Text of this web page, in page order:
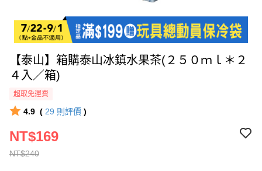
【泰山】箱購泰山冰鎮水果茶(２５０ｍｌ＊２
４入／箱)
超取免運費
4.9 ( 29 則評價 )
NT$240
NT$169